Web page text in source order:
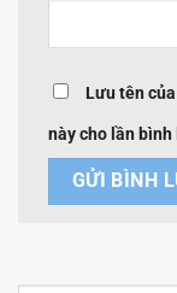
Lưu tên
này cho lần